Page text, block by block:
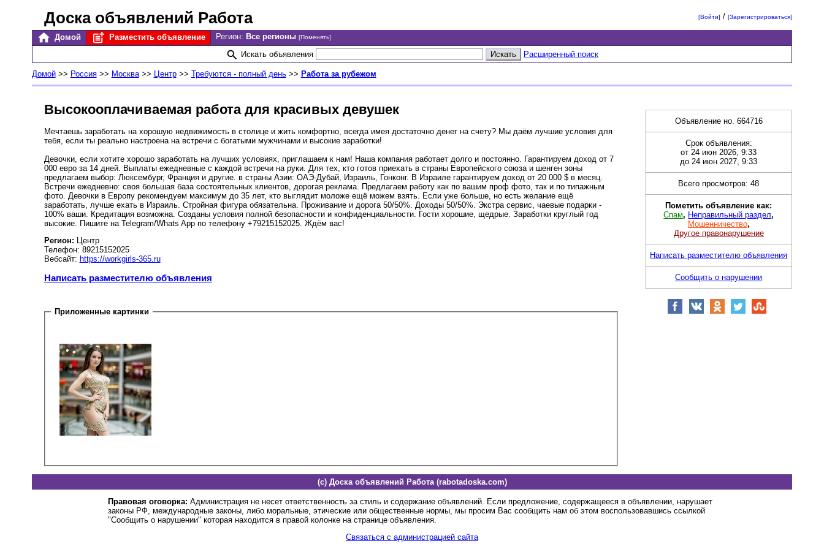
Доска объявлений Работа [Войти] /[Зарегистрироваться]
Домой Разместить объявление Регион: Все регионы [Поменять]
Искать объявления Расширенный поиск
Домой>> Россия>> Москва>> Центр>> Требуются - полный день>> Работа за рубежом
Высокооплачиваемая работа для красивых девушек
Мечтаешь заработать на хорошую недвижимость в столице и жить комфортно, всегда имея достаточно денег на счету? Мы даём лучшие условия для
тебя, если ты реально настроена на встречи с богатыми мужчинами и высокие заработки!
Девочки, если хотите хорошо заработать на лучших условиях, приглашаем к нам! Наша компания работает долго и постоянно. Гарантируем доход от 7
000 евро за 14 дней. Выплаты ежедневные с каждой встречи на руки. Для тех, кто готов приехать в страны Европейского союза и шенген зоны
предлагаем выбор: Люксембург, Франция и другие. в страны Азии: ОАЭ-Дубай, Израиль, Гонконг. В Израиле гарантируем доход от 20 000 $ в месяц.
Встречи ежедневно: своя большая база состоятельных клиентов, дорогая реклама. Предлагаем работу как по вашим проф фото, так и по типажным
фото. Девочки в Европу рекомендуем максимум до 35 лет, кто выглядит моложе ещё можем взять. Если уже больше, но есть желание ещё
заработать, лучше ехать в Израиль. Стройная фигура обязательна. Проживание и дорога 50/50%. Доходы 50/50%. Экстра сервис, чаевые подарки -
100% ваши. Кредитация возможна. Созданы условия полной безопасности и конфиденциальности. Гости хорошие, щедрые. Заработки круглый год
высокие. Пишите на Telegram/Whats App по телефону +79215152025. Ждём вас!
Регион: Центр
Телефон: 89215152025
Вебсайт: https://workgirls-365.ru
Написать разместителю объявления
Приложенные картинки
Объявление но. 664716
Срок объявления:
от 24 июн 2026, 9:33
до 24 июн 2027, 9:33
Всего просмотров: 48
Пометить объявление как:
Спам, Неправильный раздел,
Мошенничество,
Другое правонарушение
Написать разместителю объявления
Сообщить о нарушении
(c) Доска объявлений Работа (rabotadoska.com)
Правовая оговорка: Администрация не несет ответственность за стиль и содержание объявлений. Если предложение, содержащееся в объявлении, нарушает
законы РФ, международные законы, либо моральные, этические или общественные нормы, мы просим Вас сообщить нам об этом воспользовавшись ссылкой
"Сообщить о нарушении" которая находится в правой колонке на странице объявления.
Связаться с администрацией сайта